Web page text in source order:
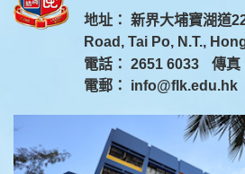
地址： 新界大埔寶湖道
Road, Tai Po, N.T.,
電話： 2651 6033
傳真
電郵： info@flk.edu.hk